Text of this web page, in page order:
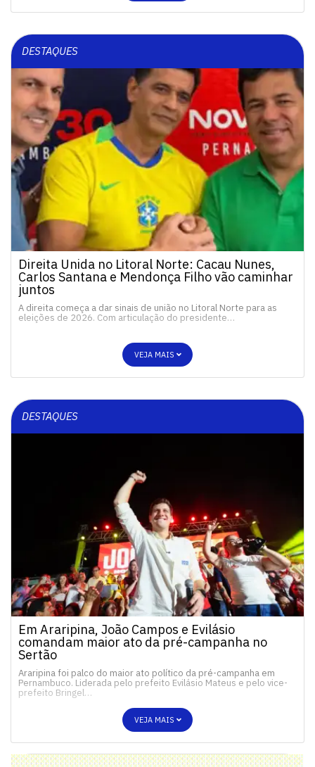
DESTAQUES
Direita Unida no Litoral Norte: Cacau Nunes,
Carlos Santana e Mendonça Filho vão caminhar
juntos
A direita começa a dar sinais de união no Litoral Norte para as
eleições de 2026. Com articulação do presidente…
VEJA MAIS
DESTAQUES
Em Araripina, João Campos e Evilásio
comandam maior ato da pré-campanha no
Sertão
Araripina foi palco do maior ato político da pré-campanha em
Pernambuco. Liderada pelo prefeito Evilásio Mateus e pelo vice-
prefeito Bringel…
VEJA MAIS